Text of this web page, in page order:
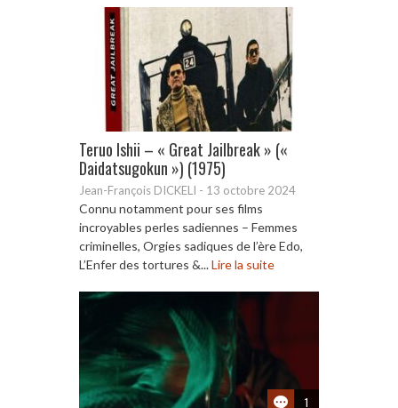
Teruo Ishii – « Great Jailbreak » («
Daidatsugokun ») (1975)
Jean-François DICKELI - 13 octobre 2024
Connu notamment pour ses films
incroyables perles sadiennes – Femmes
criminelles, Orgies sadiques de l’ère Edo,
L’Enfer des tortures &...Lire la suite
1